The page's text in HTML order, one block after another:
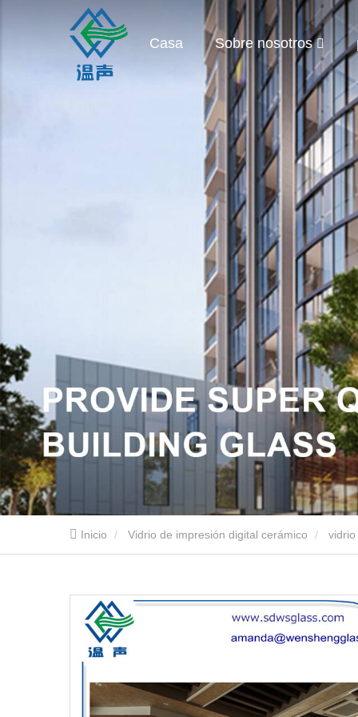
Casa Sobre nosotros
Inicio Vidrio de impresión digital cerámico